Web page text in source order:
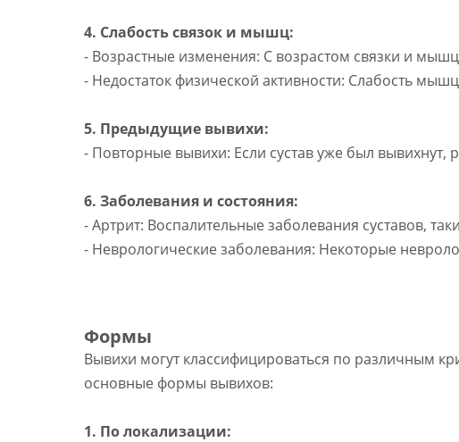
4. Слабость связок и мышц:
- Возрастные изменения: С возрастом связки и
- Недостаток физической активности: Слабость
5. Предыдущие вывихи:
- Повторные вывихи: Если сустав уже был вывихнут,
6. Заболевания и состояния:
- Артрит: Воспалительные заболевания суставов,
- Неврологические заболевания: Некоторые
Формы
Вывихи могут классифицироваться по различным
основные формы вывихов:
1. По локализации: